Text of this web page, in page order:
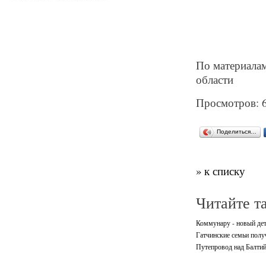
По
области
Просмотров:
Поделиться…
» к списку
Читайте
Коммунару - новый
Гатчинские семьи
Путепровод над